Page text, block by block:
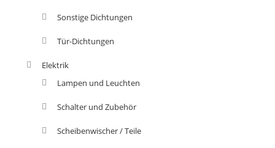
Sonstige Dichtungen
Tür-Dichtungen
Elektrik
Lampen und Leuchten
Schalter und Zubehör
Scheibenwischer / Teile